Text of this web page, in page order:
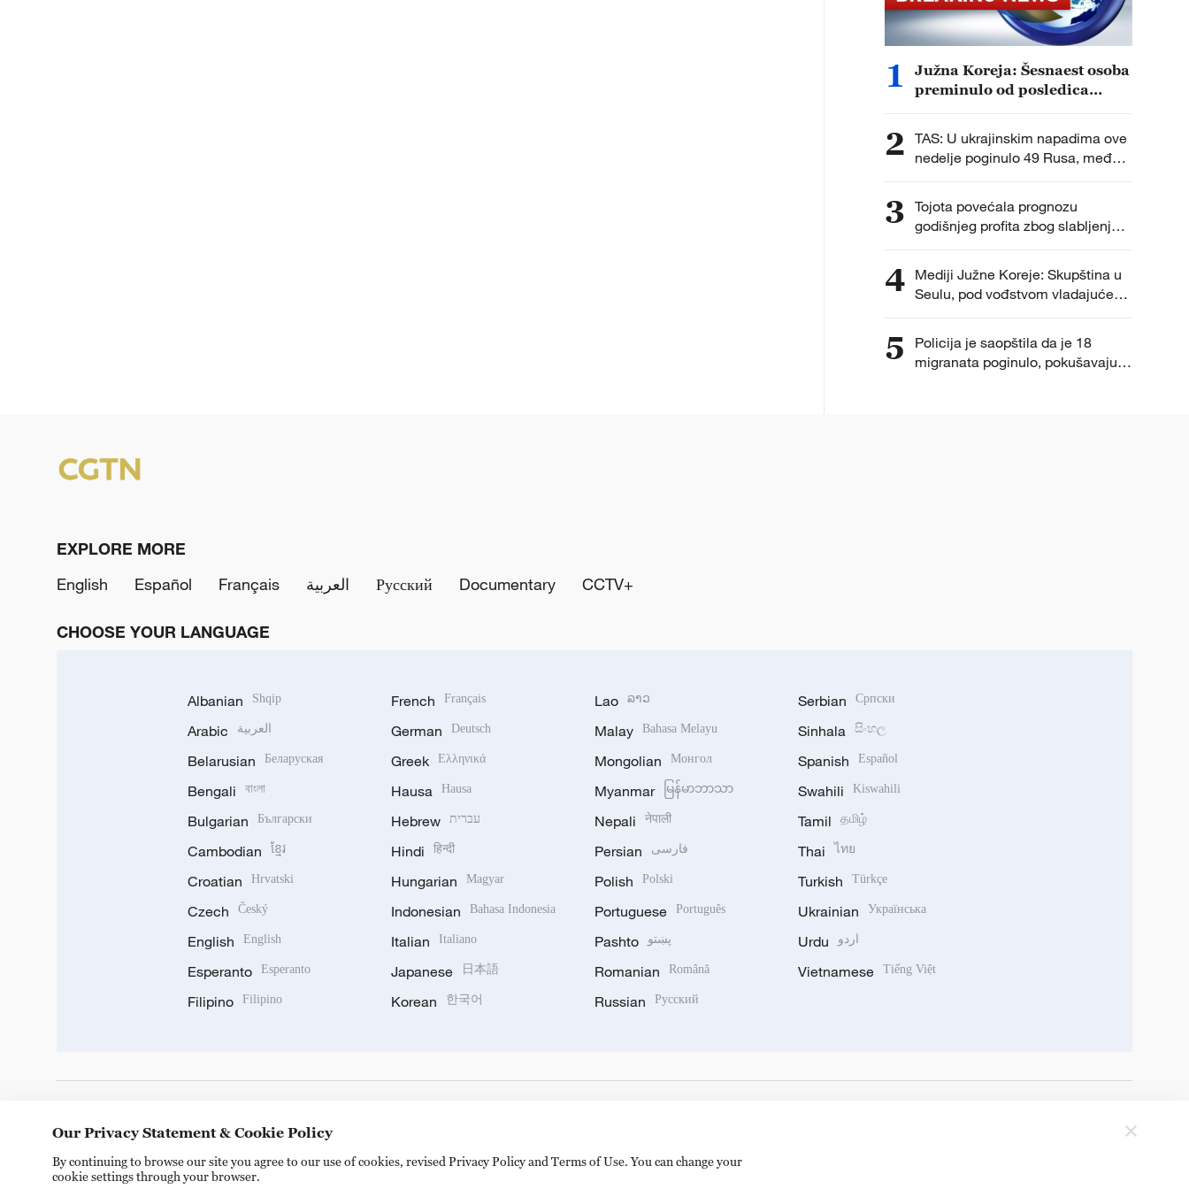
1
Južna Koreja: Šesnaest osoba
preminulo od posledica
2 TAS: U ukrajinskim napadima ove
nedelje poginulo 49 Rusa, među
njima četvoro dece.
3 Tojota povećala prognozu
godišnjeg profita zbog slabljenja
jena.
4 Mediji Južne Koreje: Skupština u
Seulu, pod vođstvom vladajuće
partije, razmatra Predlog zakona o
prokurora za sprovođenje
dodatnih istraga.
5
Policija je saopštila da je 18
migranata poginulo, pokušavajući
EXPLORE MORE
English
Español Français العربية Русский Documentary CCTV+
CHOOSE YOUR LANGUAGE
Albanian Shqip
Arabic العربية
Belarusian Беларуская
Bengali বাংলা
Bulgarian Български
Cambodian ខ្មែរ
Croatian Hrvatski
Czech Český
English English
Esperanto Esperanto
Filipino Filipino
French Français
German Deutsch
Greek Ελληνικά
Hausa Hausa
Hebrew עברית
Hindi हिन्दी
Hungarian Magyar
Indonesian Bahasa Indonesia
Italian Italiano
Japanese 日本語
Korean 한국어
Lao ລາວ
Malay Bahasa Melayu
Mongolian Монгол
Myanmar မြန်မာဘာသာ
Nepali नेपाली
Persian فارسی
Polish Polski
Portuguese Português
Pashto پښتو
Romanian Română
Russian Русский
Serbian Српски
Sinhala සිංහල
Spanish Español
Swahili Kiswahili
Tamil தமிழ்
Thai ไทย
Turkish Türkçe
Ukrainian Українська
Urdu اردو
Vietnamese Tiếng Việt
Our Privacy Statement & Cookie Policy
By continuing to browse our site you agree to our use of cookies, revised Privacy Policy and Terms of Use. You can change your
cookie settings through your browser.